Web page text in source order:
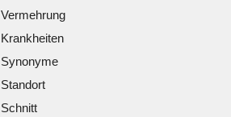
Vermehrung
Krankheiten
Synonyme
Standort
Schnitt